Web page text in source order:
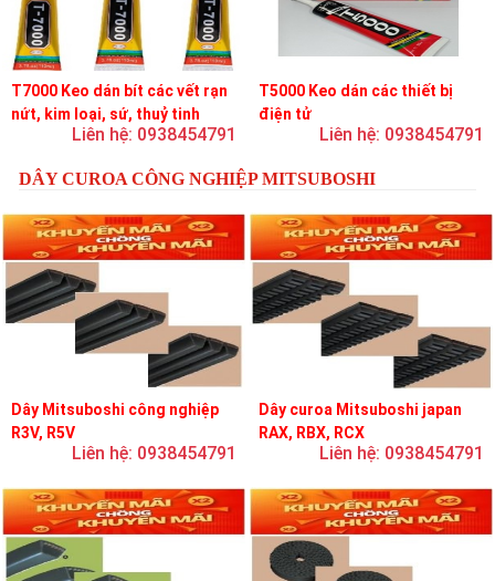
T7000 Keo dán bít các vết rạn
nứt, kim loại, sứ, thuỷ tinh
Liên hệ: 0938454791
T5000 Keo dán các thiết bị
điện tử
Liên hệ: 0938454791
DÂY CUROA CÔNG NGHIỆP MITSUBOSHI
Dây Mitsuboshi công nghiệp
R3V, R5V
Liên hệ: 0938454791
Dây curoa Mitsuboshi japan
RAX, RBX, RCX
Liên hệ: 0938454791